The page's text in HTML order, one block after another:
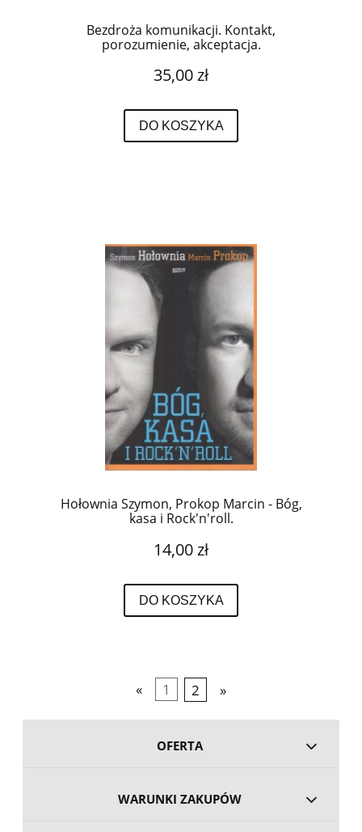
Bezdroża komunikacji. Kontakt,
porozumienie, akceptacja.
35,00 zł
DO KOSZYKA
Hołownia Szymon, Prokop Marcin - Bóg,
kasa i Rock'n'roll.
14,00 zł
DO KOSZYKA
« 1 2 »
OFERTA
WARUNKI ZAKUPÓW